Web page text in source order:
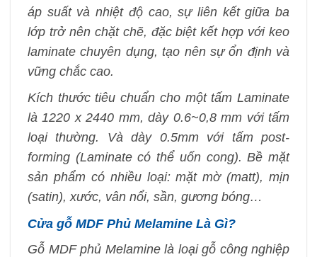
áp suất và nhiệt độ cao, sự liên kết giữa ba
lớp trở nên chặt chẽ, đặc biệt kết hợp với keo
laminate chuyên dụng, tạo nên sự ổn định và
vững chắc cao.
Kích thước tiêu chuẩn cho một tấm Laminate
là 1220 x 2440 mm, dày 0.6~0,8 mm với tấm
loại thường. Và dày 0.5mm với tấm post-
forming (Laminate có thể uốn cong). Bề mặt
sản phẩm có nhiều loại: mặt mờ (matt), mịn
(satin), xước, vân nổi, sần, gương bóng…
Cửa gỗ MDF Phủ Melamine Là Gì?
Gỗ MDF phủ Melamine là loại gỗ công nghiệp